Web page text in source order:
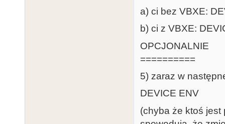
a) ci bez VBXE:
b) ci z VBXE:
OPCJONALNIE
==========
5) zaraz w
DEVICE ENV
(chyba że ktoś